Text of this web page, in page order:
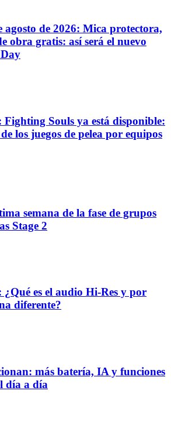
agosto de 2026: Mica protectora,
obra gratis: así será el nuevo
Souls ya está disponible:
los juegos de pelea por equipos
semana de la fase de grupos
Stage 2
es el audio Hi-Res y por
diferente?
más batería, IA y funciones
día a día